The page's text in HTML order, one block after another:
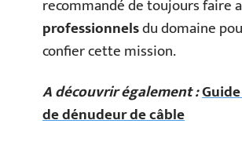
recommandé de toujours faire
professionnelsdu domaine
confier cette mission.
A découvrir également :
de dénudeur de câble